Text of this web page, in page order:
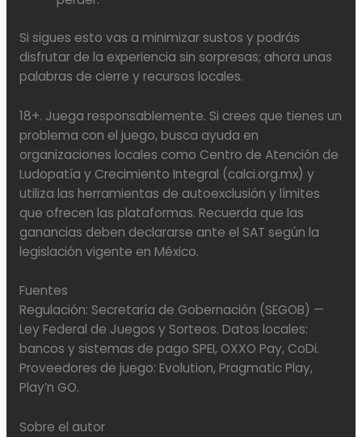
Si sigues esto vas a minimizar sustos y podrás
disfrutar de la experiencia sin sorpresas; ahora unas
palabras de cierre y recursos locales.
18+. Juega responsablemente. Si crees que tienes un
problema con el juego, busca ayuda en
organizaciones locales como Centro de Atención de
Ludopatía y Crecimiento Integral (calci.org.mx) y
utiliza las herramientas de autoexclusión y límites
que ofrecen las plataformas. Recuerda que las
ganancias deben declararse ante el SAT según la
legislación vigente en México.
Fuentes
Regulación: Secretaría de Gobernación (SEGOB) —
Ley Federal de Juegos y Sorteos. Datos locales:
bancos y sistemas de pago SPEI, OXXO Pay, CoDi.
Proveedores de juego: Evolution, Pragmatic Play,
Play’n GO.
Sobre el autor